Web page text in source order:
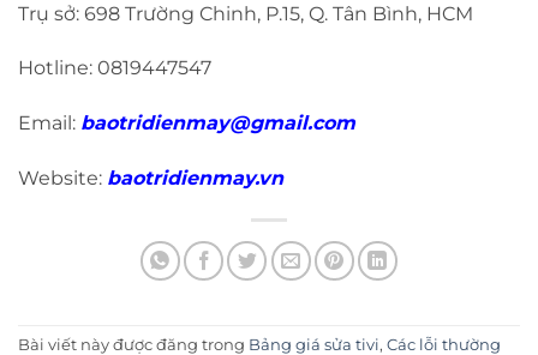
Trụ sở: 698 Trường Chinh, P.15, Q. Tân Bình, HCM
Hotline: 0819447547
Email: baotridienmay@gmail.com
Website: baotridienmay.vn
Bài viết này được đăng trong Bảng giá sửa tivi, Các lỗi thường